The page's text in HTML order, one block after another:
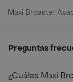
Maxi Broaster
Preguntas
¿Cuáles Maxi